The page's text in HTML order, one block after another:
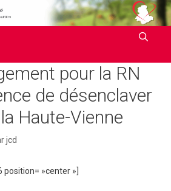
pour la RN
de désenclaver
Haute-Vienne
jcd
»center »]